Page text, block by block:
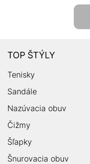
TOP ŠTÝLY
Tenisky
Sandále
Nazúvacia obuv
Čižmy
Šľapky
Šnurovacia obuv